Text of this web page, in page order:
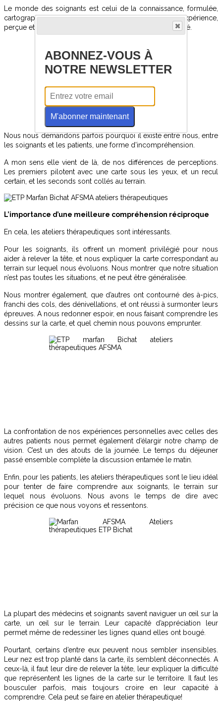
Le monde des soignants est celui de la connaissance, formulée,
cartographiée. Le monde des patients est celui de l’expérience,
perçue et ressentie sur un terrain plus ou moins accidenté.
Nous nous demandons parfois pourquoi il existe entre nous, entre
les soignants et les patients, une forme d’incompréhension.
A mon sens elle vient de là, de nos différences de perceptions.
Les premiers pilotent avec une carte sous les yeux, et un recul
certain, et les seconds sont collés au terrain.
L’importance d’une meilleure compréhension réciproque
En cela, les ateliers thérapeutiques sont intéressants.
Pour les soignants, ils offrent un moment privilégié pour nous
aider à relever la tête, et nous expliquer la carte correspondant au
terrain sur lequel nous évoluons. Nous montrer que notre situation
n’est pas toutes les situations, et ne peut être généralisée.
Nous montrer également, que d’autres ont contourné des à-pics,
franchi des cols, des dénivellations, et ont réussi à surmonter leurs
épreuves. A nous redonner espoir, en nous faisant comprendre les
dessins sur la carte, et quel chemin nous pouvons emprunter.
La confrontation de nos expériences personnelles avec celles des
autres patients nous permet également d’élargir notre champ de
vision. C’est un des atouts de la journée. Le temps du déjeuner
passé ensemble complète la discussion entamée le matin.
Enfin, pour les patients, les ateliers thérapeutiques sont le lieu idéal
pour tenter de faire comprendre aux soignants, le terrain sur
lequel nous évoluons. Nous avons le temps de dire avec
précision ce que nous voyons et ressentons.
La plupart des médecins et soignants savent naviguer un œil sur la
carte, un œil sur le terrain. Leur capacité d’appréciation leur
permet même de redessiner les lignes quand elles ont bougé.
Pourtant, certains d’entre eux peuvent nous sembler insensibles.
Leur nez est trop planté dans la carte, ils semblent déconnectés. A
ceux-là, il faut leur dire de relever la tête, leur expliquer la difficulté
que représentent les lignes de la carte sur le territoire. Il faut les
bousculer parfois, mais toujours croire en leur capacité à
comprendre. Cela peut se faire en atelier thérapeutique!
ABONNEZ-VOUS À
NOTRE NEWSLETTER
M'abonner maintenant